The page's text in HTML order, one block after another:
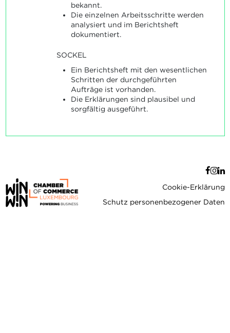
bekannt.
Die einzelnen Arbeitsschritte werden
analysiert und im Berichtsheft
dokumentiert.
SOCKEL
Ein Berichtsheft mit den wesentlichen
Schritten der durchgeführten
Aufträge ist vorhanden.
Die Erklärungen sind plausibel und
sorgfältig ausgeführt.
Cookie-Erklärung
Schutz personenbezogener Daten